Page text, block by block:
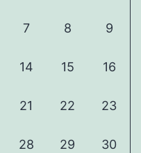
7 8 9
14 15 16
21 22 23
28 29 30